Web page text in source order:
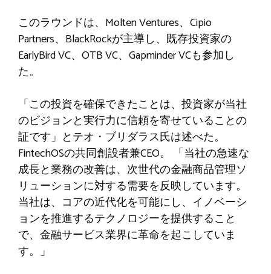
このラウンドは、Molten Ventures、Cipio
Partners、BlackRockが主導し、既存投資家の
EarlyBird VC、OTB VC、Gapminder VCも参加し
た。
「この投資を確保できたことは、投資家が当社
のビジョンと実行力に信頼を寄せていることの
証です」とテオ・ブリダラス氏は述べた。
FintechOSの共同創設者兼CEO。
「当社の急速な
成長と業務の改善は、次世代の金融商品管理ソ
リューションに対する需要を反映しています。
当社は、コアの近代化を可能にし、イノベーシ
ョンを推進するテクノロジーを提供すること
で、金融サービス業界に革命を起こしていま
す。」